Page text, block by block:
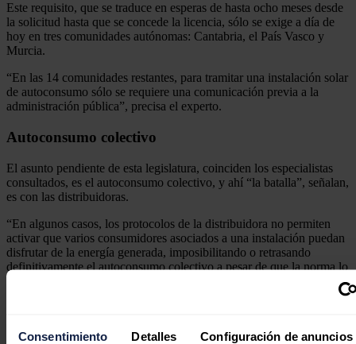
Consentimiento Detalles Configuración de anuncios
Este requisito, que se traduce en esperas de hasta ocho meses desde
la solicitud hasta que se concede la licencia, sólo se exige a día de
hoy en tres comunidades autónomas: Cantabria, el País Vasco y
Murcia.
“En las 14 comunidades restantes, para tramitar una instalación solar
de autoconsumo sólo se requiere una comunicación previa a la
administración pública”, precisa el experto.
Autoconsumo colectivo
El asunto pendiente de esta legislatura, coinciden los especialistas
consultados, es el autoconsumo colectivo, y ahí “la batalla”, señalan,
es con las distribuidoras.
“En algunos casos, los protocolos de la distribuidora no permiten
activar que varios consumidores asociados a una instalación puedan
disfrutar de la energía generada, imposibilitando o retrasando
definitivamente el autoconsumo colectivo a pesar de que la norma lo
hartazgo” en el sector, lamenta.